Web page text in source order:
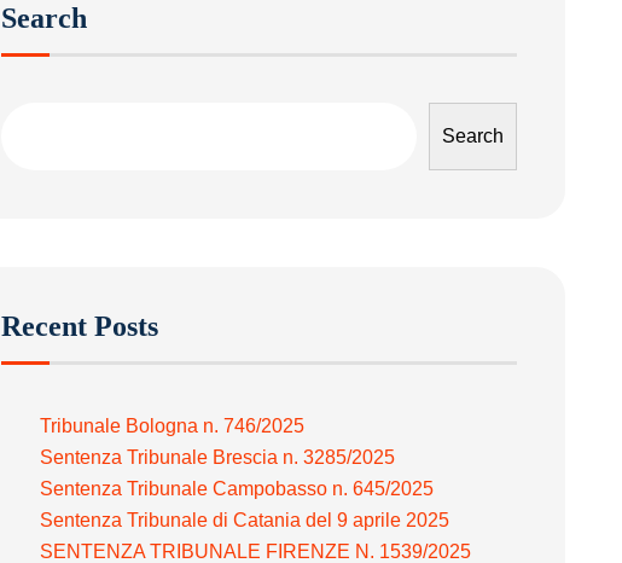
Search
Search
Recent Posts
Tribunale Bologna n. 746/2025
Sentenza Tribunale Brescia n. 3285/2025
Sentenza Tribunale Campobasso n. 645/2025
Sentenza Tribunale di Catania del 9 aprile 2025
SENTENZA TRIBUNALE FIRENZE N. 1539/2025